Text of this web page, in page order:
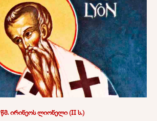
წმ. ირინეოს ლიონელი (II ს.)